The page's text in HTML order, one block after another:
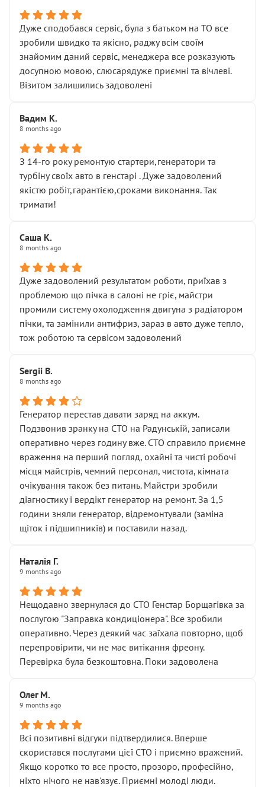
Дуже сподобався сервіс, була з батьком на ТО все
зробили швидко та якісно, раджу всім своїм
знайомим даний сервіс, менеджера все розказують
досупною мовою, слюсарядуже приємні та вічлеві.
Візитом залишились задоволені
Вадим К.
8 months ago
З 14-го року ремонтую стартери,генератори та
турбіну своїх авто в генстарі . Дуже задоволений
якістю робіт,гарантією,сроками виконання. Так
тримати!
Саша К.
8 months ago
Дуже задоволений результатом роботи, приїхав з
проблемою що пічка в салоні не гріє, майстри
промили систему охолодження двигуна з радіатором
пічки, та замінили антифриз, зараз в авто дуже тепло,
тож роботою та сервісом задоволений
Sergii B.
8 months ago
Генератор перестав давати заряд на аккум.
Подзвонив зранку на СТО на Радунській, записали
оперативно через годину вже. СТО справило приємне
враження на перший погляд, охайні та чисті робочі
місця майстрів, чемний персонал, чистота, кімната
очікування також без питань. Майстри зробили
діагностику і вердікт генератор на ремонт. За 1,5
години зняли генератор, відремонтували (заміна
щіток і підшипників) и поставили назад.
Наталія Г.
9 months ago
Нещодавно звернулася до СТО Генстар Борщагівка за
послугою "Заправка кондиціонера". Все зробили
оперативно. Через деякий час заїхала повторно, щоб
перепровірити, чи не має витікання фреону.
Перевірка була безкоштовна. Поки задоволена
Олег М.
9 months ago
Всі позитивні відгуки підтвердилися. Вперше
скористався послугами цієї СТО і приємно вражений.
Якщо коротко то все просто, прозоро, професійно,
ніхто нічого не нав'язує. Приємні молоді люди.